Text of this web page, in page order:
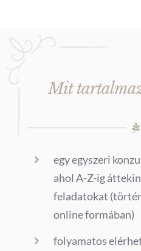
Mit
egy egyszeri
ahol A-Z-ig
feladatokat
online formában)
folyamatos